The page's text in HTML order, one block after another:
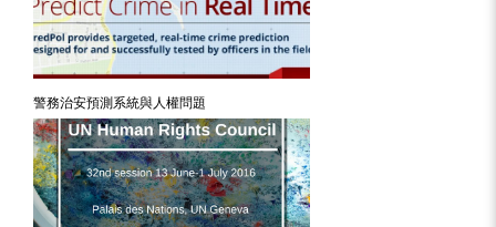
警務治安預測系統與人權問題